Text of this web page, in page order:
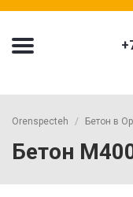
Orenspecteh Бетон в
Бетон